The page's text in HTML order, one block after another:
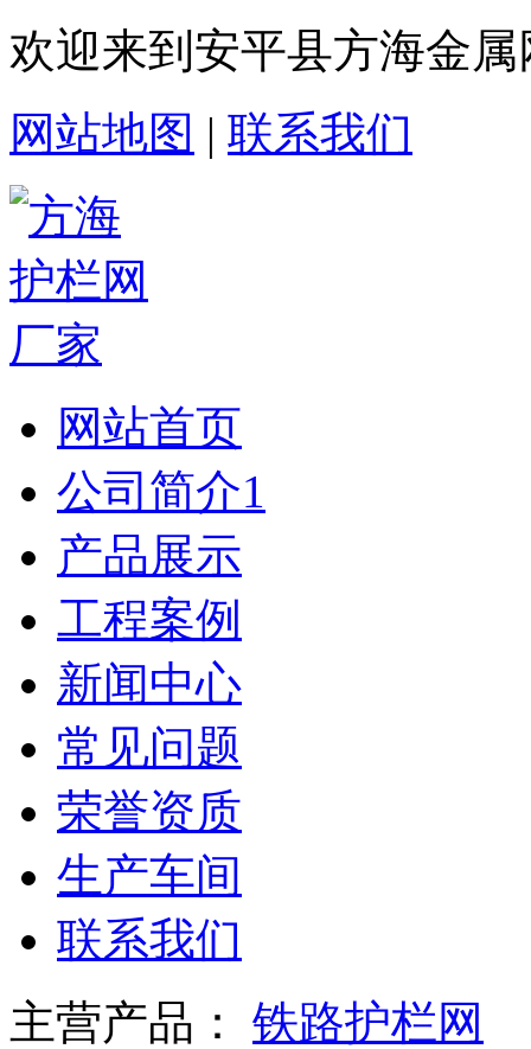
欢迎来到安平县方海金
网站地图 | 联系我们
网站首页
公司简介1
产品展示
工程案例
新闻中心
常见问题
荣誉资质
生产车间
联系我们
主营产品： 铁路护栏网